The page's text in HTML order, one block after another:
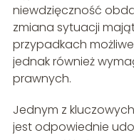
niewdzięczność
zmiana sytuacji
przypadkach
jednak również
prawnych.
Jednym z
jest odpowiednie